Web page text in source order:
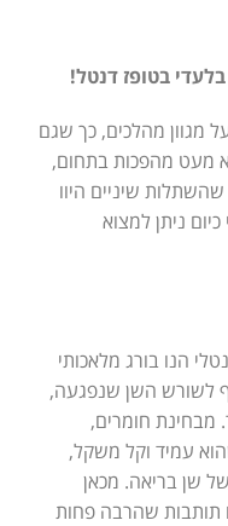
בטופז דנטל!
מגוון מהלכים, כך שגם
מעט מהפכות בתחום,
שיניים היוו
ניתן למצוא
הנו בורג מלאכותי
לשורש השן שנפגעה,
מבחינת חומרים,
עמיד וקל משקל,
שן בריאה. מכאן
תותבות שהרבה פחות